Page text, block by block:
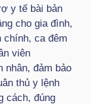
y tế bài bản
cho gia đình,
chính, ca đêm
viên
nhân, đảm bảo
thủ y lệnh
cách, đúng